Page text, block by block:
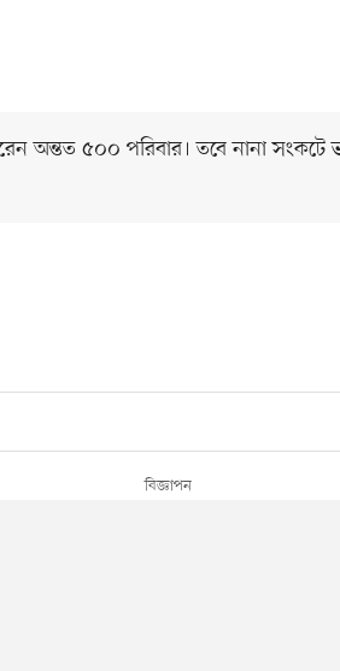
অন্তত ৫০০ পরিবার। তবে নানা সংকটে